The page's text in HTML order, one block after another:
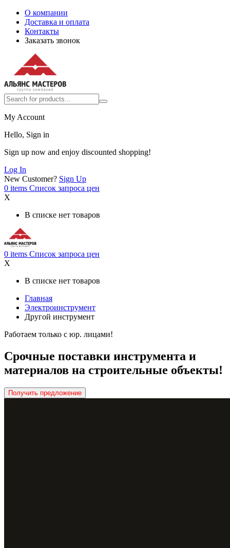
О компании
Доставка и оплата
Контакты
Заказать звонок
My Account
Hello, Sign in
Sign up now and enjoy discounted shopping!
Log In
New Customer? Sign Up
0 items Список запроса цен
X
В списке нет товаров
0 items Список запроса цен
X
В списке нет товаров
Главная
Электроинструмент
Другой инструмент
Работаем только с юр. лицами!
Срочные поставки инструмента и
материалов на строительные объекты!
Получить предложение